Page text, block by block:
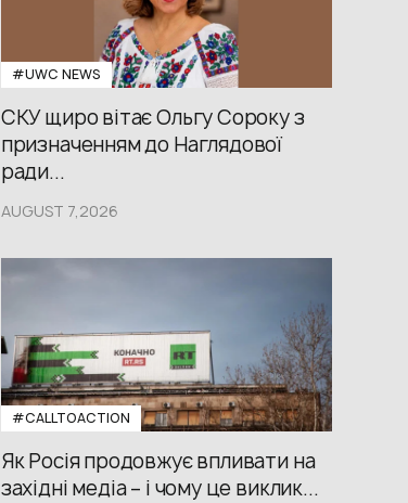
#UWС NEWS
СКУ щиро вітає Ольгу Сороку з
призначенням до Наглядової
ради...
AUGUST 7,2026
#CALLTOACTION
Як Росія продовжує впливати на
західні медіа – і чому це виклик...